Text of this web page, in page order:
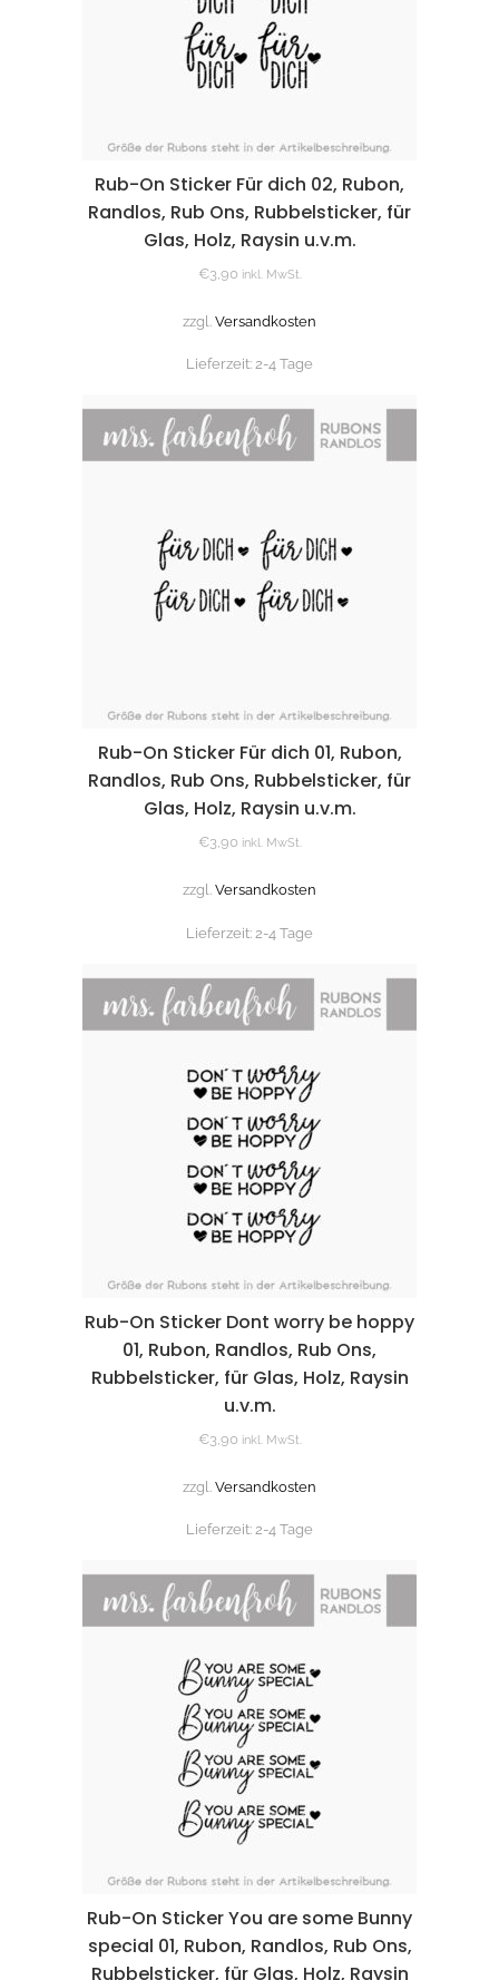
Rub-On Sticker Für dich 02, Rubon,
Randlos, Rub Ons, Rubbelsticker, für
Glas, Holz, Raysin u.v.m.
€3,90 inkl. MwSt.
zzgl. Versandkosten
Lieferzeit: 2-4 Tage
Rub-On Sticker Für dich 01, Rubon,
Randlos, Rub Ons, Rubbelsticker, für
Glas, Holz, Raysin u.v.m.
€3,90 inkl. MwSt.
zzgl. Versandkosten
Lieferzeit: 2-4 Tage
Rub-On Sticker Dont worry be hoppy
01, Rubon, Randlos, Rub Ons,
Rubbelsticker, für Glas, Holz, Raysin
u.v.m.
€3,90 inkl. MwSt.
zzgl. Versandkosten
Lieferzeit: 2-4 Tage
Rub-On Sticker You are some Bunny
special 01, Rubon, Randlos, Rub Ons,
Rubbelsticker, für Glas, Holz, Raysin